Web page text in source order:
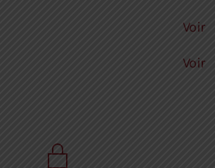
Voir
Voir